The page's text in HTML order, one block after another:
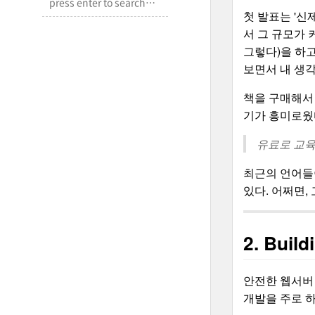
첫 발표는 '신
서 그 규모가
그렇다)을 하
보면서 내 생
책을 구매해
기가 흥미로
유료로 교
최근의 언어
있다. 어쩌면,
2.
안전한 웹서
개발을 주로